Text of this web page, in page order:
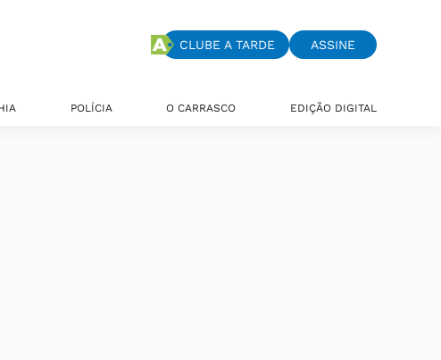
CLUBE A TARDE ASSINE
POLÍCIA O CARRASCO EDIÇÃO DIGITAL